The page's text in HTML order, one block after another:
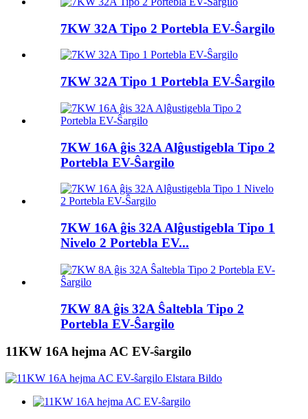
7KW 32A Tipo 2 Portebla EV-Ŝargilo
7KW 32A Tipo 1 Portebla EV-Ŝargilo
7KW 16A ĝis 32A Alĝustigebla Tipo 2
Portebla EV-Ŝargilo
7KW 16A ĝis 32A Alĝustigebla Tipo 1
Nivelo 2 Portebla EV...
7KW 8A ĝis 32A Ŝaltebla Tipo 2
Portebla EV-Ŝargilo
11KW 16A hejma AC EV-ŝargilo